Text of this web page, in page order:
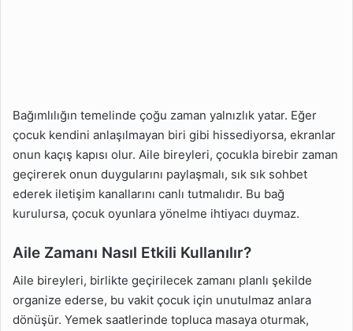
Bağımlılığın temelinde çoğu zaman yalnızlık yatar. Eğer
çocuk kendini anlaşılmayan biri gibi hissediyorsa, ekranlar
onun kaçış kapısı olur. Aile bireyleri, çocukla birebir zaman
geçirerek onun duygularını paylaşmalı, sık sık sohbet
ederek iletişim kanallarını canlı tutmalıdır. Bu bağ
kurulursa, çocuk oyunlara yönelme ihtiyacı duymaz.
Aile Zamanı Nasıl Etkili Kullanılır?
Aile bireyleri, birlikte geçirilecek zamanı planlı şekilde
organize ederse, bu vakit çocuk için unutulmaz anlara
dönüşür. Yemek saatlerinde topluca masaya oturmak,